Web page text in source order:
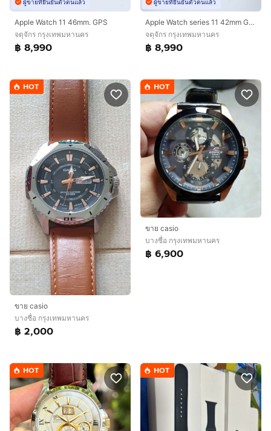
ผู้ขายที่ยืนยันตัวตนแล้ว
Apple Watch 11 46mm. GPS
จตุจักร กรุงเทพมหานคร
฿ 8,990
ผู้ขายที่ยืนยันตัวตนแล้ว
Apple Watch series 11 42mm GPS มือ 1
จตุจักร กรุงเทพมหานคร
฿ 8,990
HOT
ขาย casio
บางซื่อ กรุงเทพมหานคร
฿ 2,000
HOT
ขาย casio
บางซื่อ กรุงเทพมหานคร
฿ 6,900
HOT HOT